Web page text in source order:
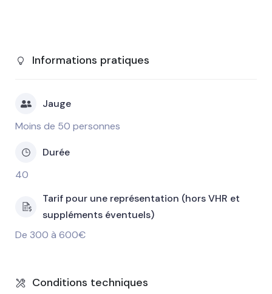
Informations pratiques
Jauge
Moins de 50 personnes
Durée
40
Tarif pour une représentation (hors VHR et
suppléments éventuels)
De 300 à 600€
Conditions techniques